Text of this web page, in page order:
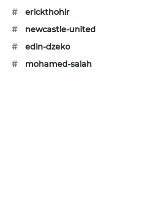
#
erickthohir
#
newcastle-united
#
edin-dzeko
#
mohamed-salah
FORWAMKI